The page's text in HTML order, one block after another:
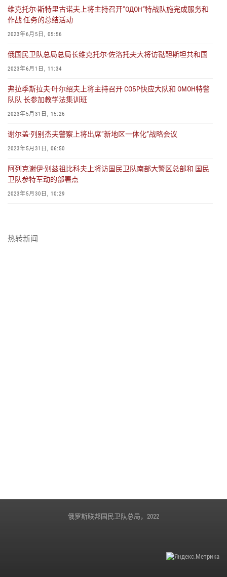
维克托尔·斯特里古诺夫上将主持召开“ОДОН”特战队施完成服务和
作战 任务的总结活动
2023年6月5日, 05:56
俄国民卫队总局总局长维克托尔·佐洛托夫大将访鞑靼斯坦共和国
2023年6月1日, 11:34
弗拉季斯拉夫·叶尔绍夫上将主持召开 СОБР快应大队和 ОМОН特警
队队 长参加教学法集训班
2023年5月31日, 15:26
谢尔盖·列别杰夫警察上将出席“新地区一体化”战略会议
2023年5月31日, 06:50
阿列克谢伊·别兹祖比科夫上将访国民卫队南部大警区总部和 国民
卫队参特军动的部署点
2023年5月30日, 10:29
热转新闻
俄罗斯联邦国民卫队总局，2022